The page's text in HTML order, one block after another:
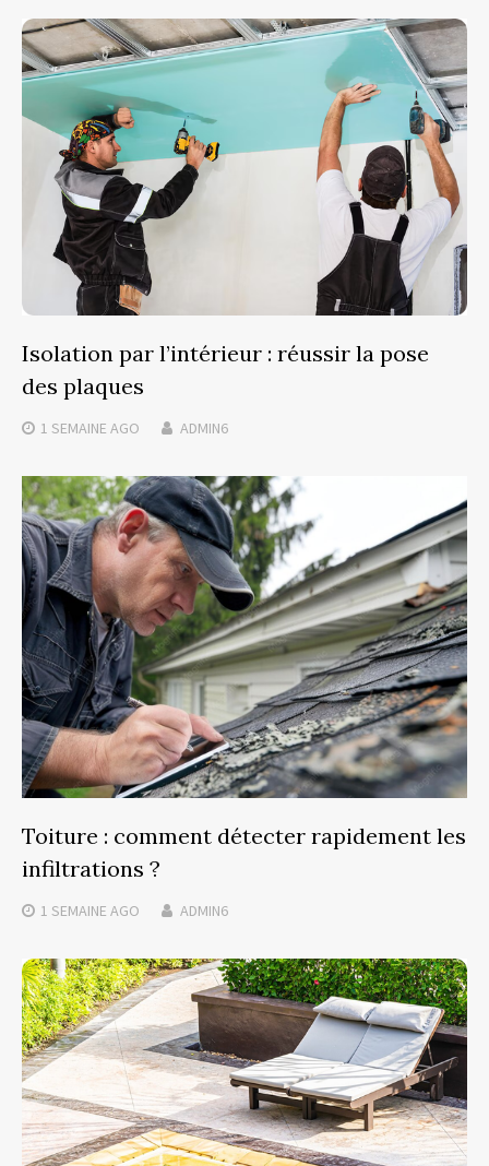
Isolation par l’intérieur : réussir la pose
des plaques
1 SEMAINE AGO ADMIN6
Toiture : comment détecter rapidement les
infiltrations ?
1 SEMAINE AGO ADMIN6